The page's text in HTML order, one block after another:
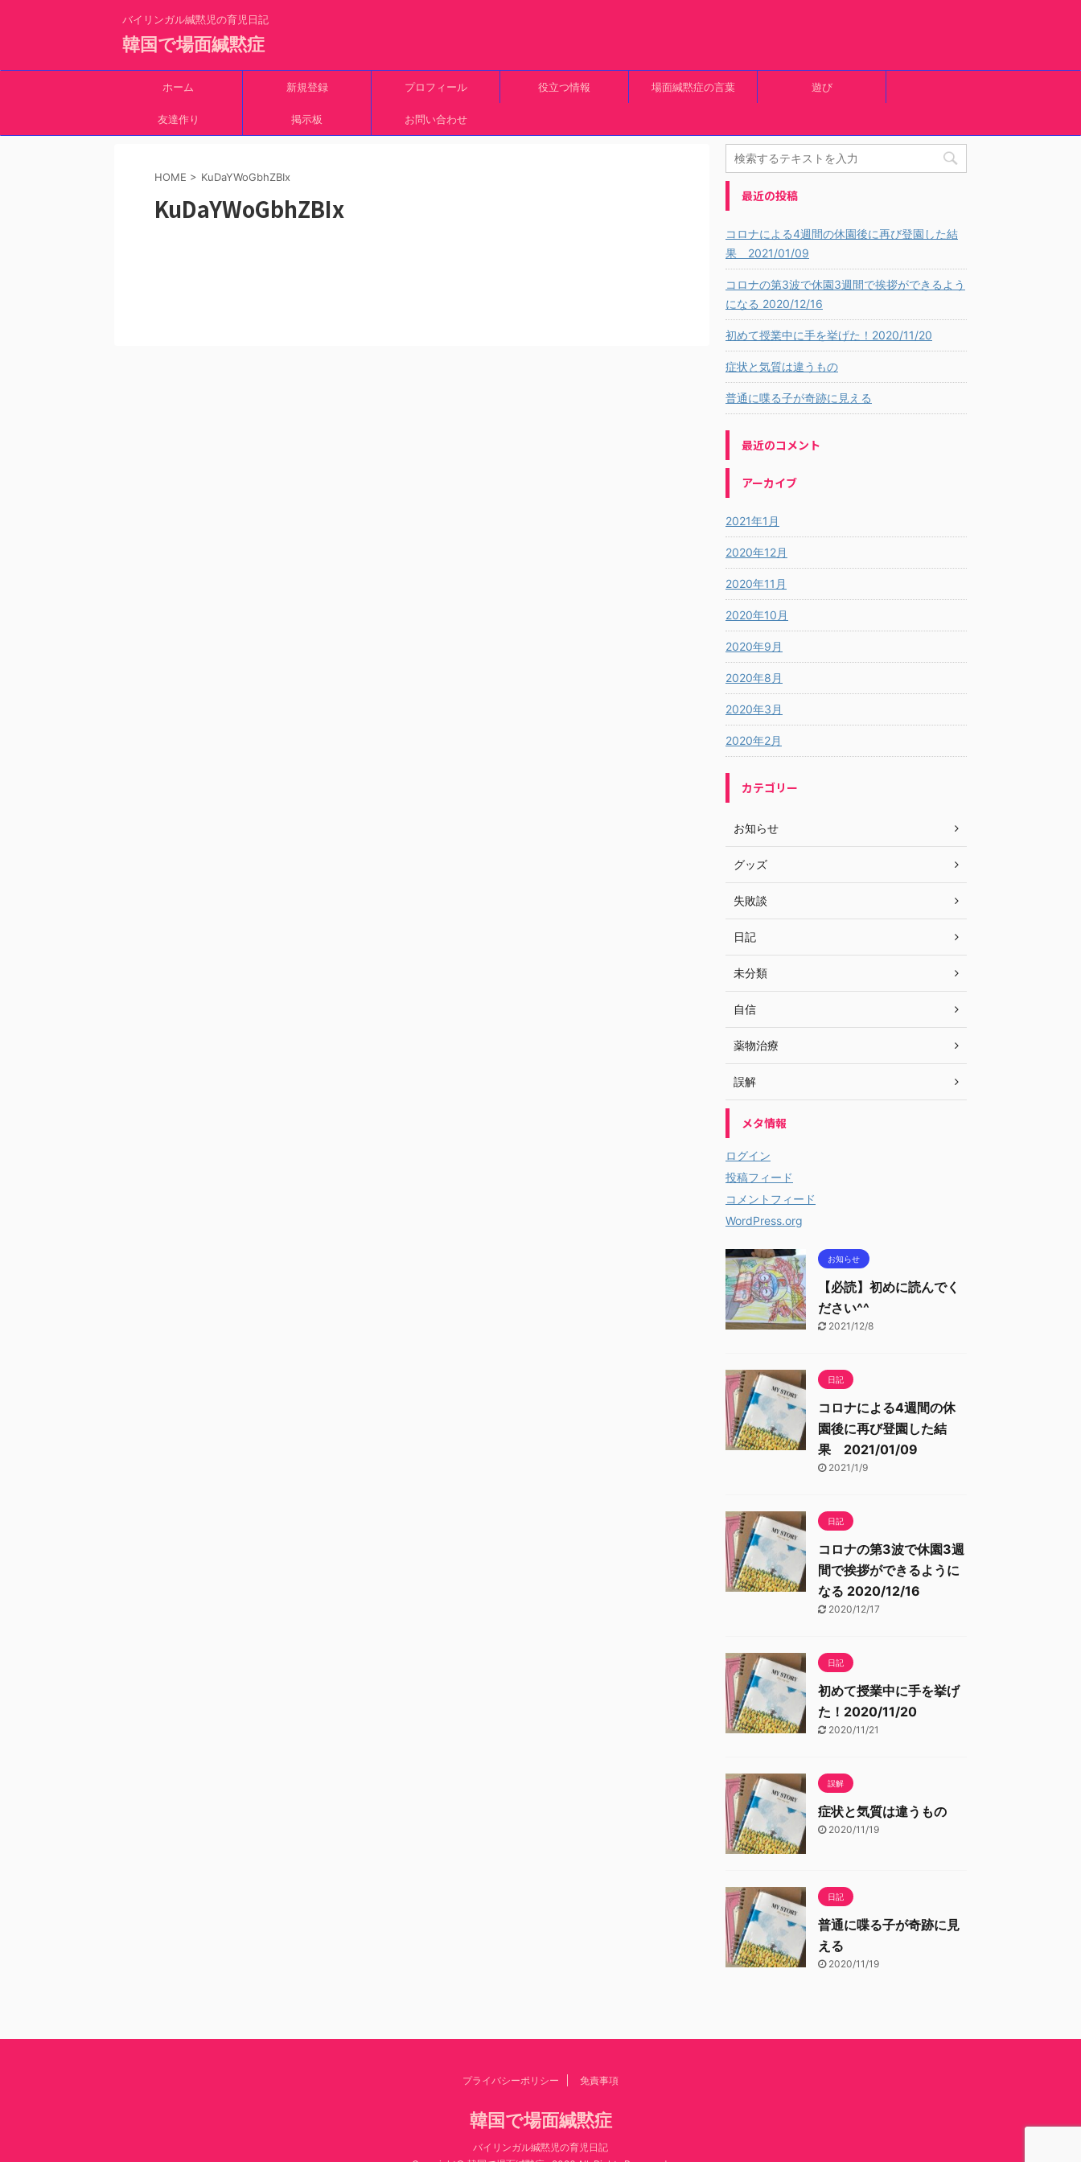
バイリンガル緘黙児の育児日記
韓国で場面緘黙症
ホーム 新規登録 プロフィール 役立つ情報 場面緘黙症の言葉 遊び
友達作り 掲示板 お問い合わせ
HOME > KuDaYWoGbhZBIx
KuDaYWoGbhZBIx 最近の投稿
コロナによる4週間の休園後に再び登園した結
果 2021/01/09
コロナの第3波で休園3週間で挨拶ができるよう
になる 2020/12/16
初めて授業中に手を挙げた！2020/11/20
症状と気質は違うもの
普通に喋る子が奇跡に見える
最近のコメント
アーカイブ
2021年1月
2020年12月
2020年11月
2020年10月
2020年9月
2020年8月
2020年3月
2020年2月
カテゴリー
お知らせ
グッズ
失敗談
日記
未分類
自信
薬物治療
誤解
メタ情報
ログイン
投稿フィード
コメントフィード
WordPress.org
お知らせ
【必読】初めに読んでく
ださい^^
2021/12/8
日記
コロナによる4週間の休
園後に再び登園した結
果 2021/01/09
2021/1/9
日記
コロナの第3波で休園3週
間で挨拶ができるように
なる 2020/12/16
2020/12/17
日記
初めて授業中に手を挙げ
た！2020/11/20
2020/11/21
誤解
症状と気質は違うもの
2020/11/19
日記
普通に喋る子が奇跡に見
える
2020/11/19
プライバシーポリシー 免責事項
韓国で場面緘黙症
バイリンガル緘黙児の育児日記